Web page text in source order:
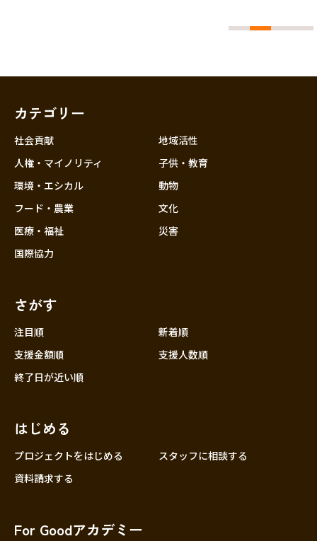
カテゴリー
社会貢献
人権・マイノリティ
環境・エシカル
フード・農業
医療・福祉
国際協力
地域活性
子供・教育
動物
文化
災害
さがす
注目順
新着順
支援金額順
支援人数順
終了日が近い順
はじめる
プロジェクトをはじめる
スタッフに相談する
資料請求する
For Goodアカデミー